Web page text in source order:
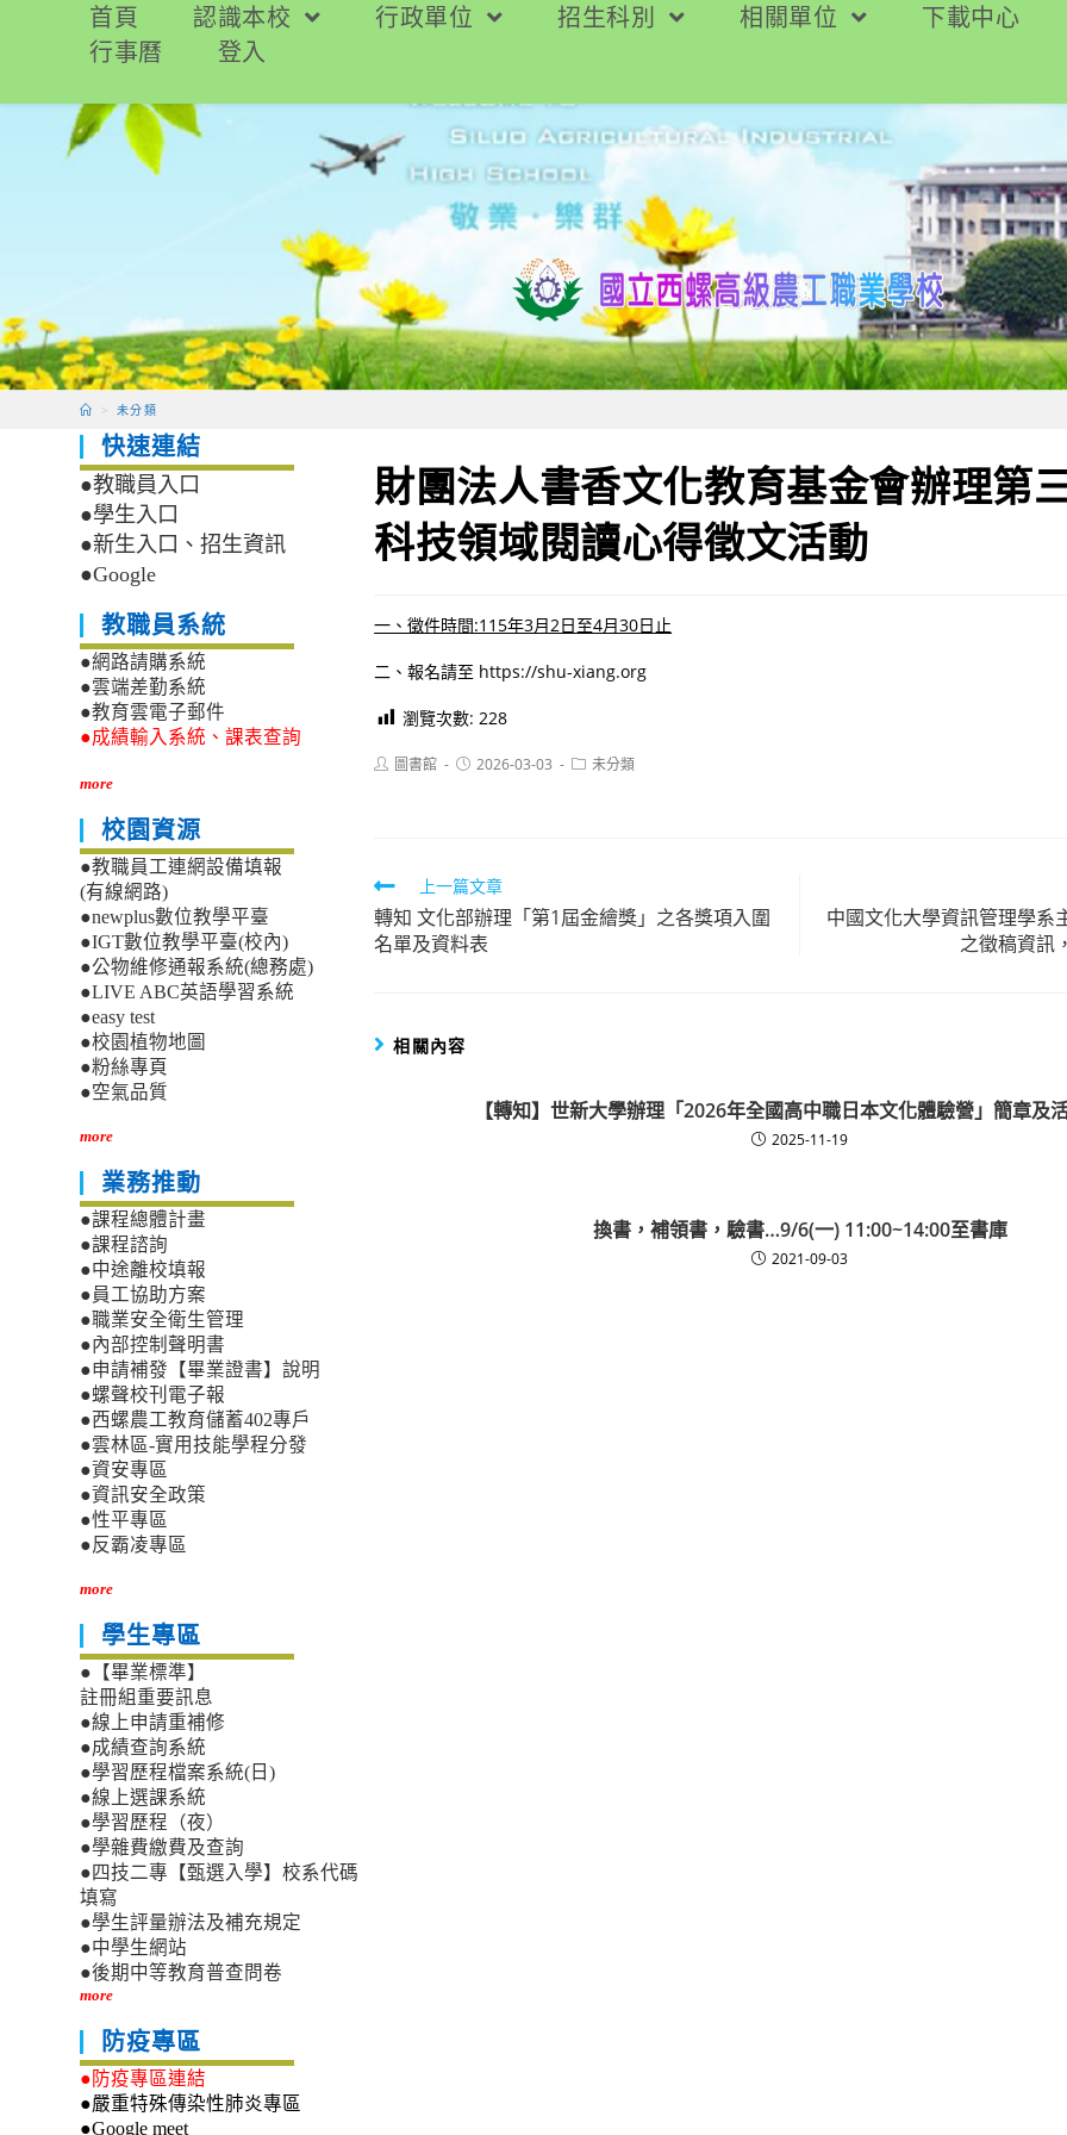
要
首頁 認識本校 行政單位 招生科別 相關單位
下載中心
行事曆
登入
> 未分類
財團法人書香文化教育基金會辦理第
科技領域閱讀心得徵文活動
一、徵件時間:115年3月2日至4月30日止
二、報名請至 https://shu-xiang.org
瀏覽次數: 228
Post圖書館
Post2026-03-03
Post未分類
Read
more
articles
上一篇文章
轉知 文化部辦理「第1屆金繪獎」之各獎項入圍
名單及資料表
中國文化大學資訊管理學系
之徵稿資訊
相關內容
【轉知】世新大學辦理「2026年全國高中職日本文化體驗營」簡章及
2025-11-19
換書，補領書，驗書…9/6(一) 11:00~14:00至書庫
2021-09-03
快速連結
●教職員入口
●學生入口
●新生入口、招生資訊
●Google
教職員系統
●網路請購系統
●雲端差勤系統
●教育雲電子郵件
●成績輸入系統、課表查詢
more
校園資源
●教職員工連網設備填報
(有線網路)
●newplus數位教學平臺
●IGT數位教學平臺(校內)
●公物維修通報系統(總務處)
●LIVE ABC英語學習系統
●easy test
●校園植物地圖
●粉絲專頁
●空氣品質
more
業務推動
●課程總體計畫
●課程諮詢
●中途離校填報
●員工協助方案
●職業安全衛生管理
●內部控制聲明書
●申請補發【畢業證書】說明
●螺聲校刊電子報
●西螺農工教育儲蓄402專戶
●雲林區-實用技能學程分發
●資安專區
●資訊安全政策
●性平專區
●反霸凌專區
more
學生專區
●【畢業標準】
註冊組重要訊息
●線上申請重補修
●成績查詢系統
●學習歷程檔案系統(日)
●線上選課系統
●學習歷程（夜）
●學雜費繳費及查詢
●四技二專【甄選入學】校系代碼
填寫
●學生評量辦法及補充規定
●中學生網站
●後期中等教育普查問卷
more
防疫專區
●防疫專區連結
●嚴重特殊傳染性肺炎專區
●Google meet